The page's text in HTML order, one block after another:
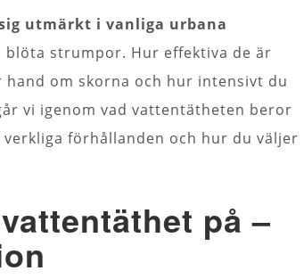
utmärkt i vanliga urbana
strumpor. Hur effektiva de är
om skorna och hur intensivt du
vi igenom vad vattentätheten beror
verkliga förhållanden och hur du väljer
på –